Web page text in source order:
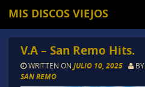
MIS DISCOS VIEJOS
V.A – San Remo Hits.
WRITTEN ON JULIO 10, 2025 BY
SAN REMO